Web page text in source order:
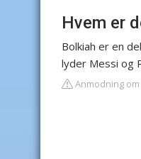
Hvem er
Bolkiah er en
lyder Messi og
Anmodning